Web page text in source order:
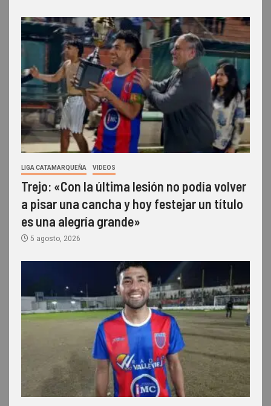
LIGA CATAMARQUEÑA VIDEOS
Trejo: «Con la última lesión no podía volver
a pisar una cancha y hoy festejar un título
es una alegría grande»
5 agosto, 2026